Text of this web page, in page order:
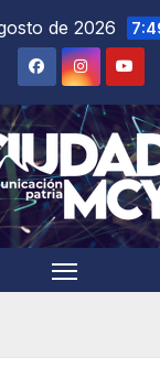
de 2026